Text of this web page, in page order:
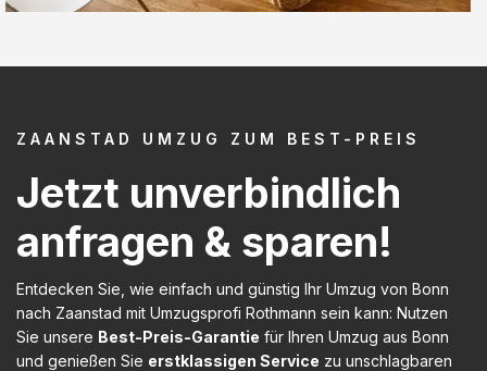
ZAANSTAD UMZUG ZUM BEST-PREIS
Jetzt unverbindlich
anfragen & sparen!
Entdecken Sie, wie einfach und günstig Ihr Umzug von Bonn
nach Zaanstad mit Umzugsprofi Rothmann sein kann: Nutzen
Sie unsere Best-Preis-Garantie für Ihren Umzug aus Bonn
und genießen Sie erstklassigen Service zu unschlagbaren